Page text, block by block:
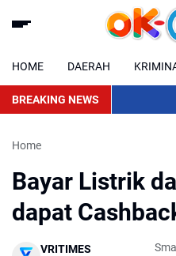
HOME DAERAH
BREAKING NEWS
Home
Bayar Listrik
dapat
VRITIMES